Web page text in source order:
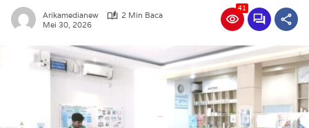
Arikamedianew
2 Min Baca
Mei 30, 2026
41